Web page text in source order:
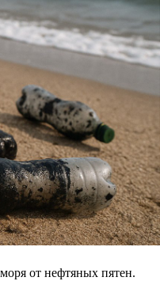
от нефтяных пятен.